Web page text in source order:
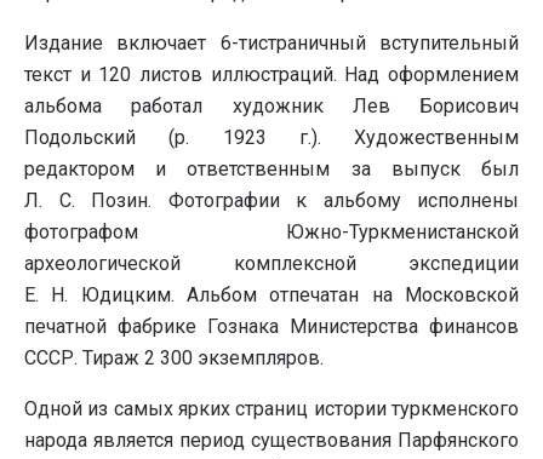
Издание включает 6-тистраничный вступительный
текст и 120 листов иллюстраций. Над оформлением
альбома работал художник Лев Борисович
Подольский (р. 1923 г.). Художественным
редактором и ответственным за выпуск был
Л. С. Позин. Фотографии к альбому исполнены
фотографом Южно-Туркменистанской
археологической комплексной экспедиции
Е. Н. Юдицким. Альбом отпечатан на Московской
печатной фабрике Гознака Министерства финансов
СССР. Тираж 2 300 экземпляров.
Одной из самых ярких страниц истории туркменского
народа является период существования Парфянского